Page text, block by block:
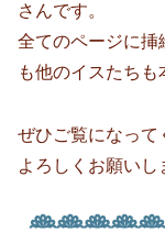
さんです。
全てのページに挿
も他のイスたちも
ぜひご覧になって
よろしくお願いし